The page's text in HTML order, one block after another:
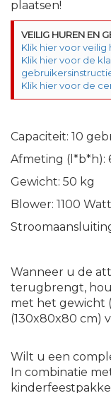
plaatsen!
VEILIG HUREN EN
Klik hier voor
Klik hier voor de
Klik hier voor de
Capaciteit: 10
Afmeting (l*b*h):
Gewicht: 50 kg
Blower: 1100 Watt
Wanneer u de
terugbrengt,
met het gewicht
(130x80x80 cm)
Wilt u een
In combinatie